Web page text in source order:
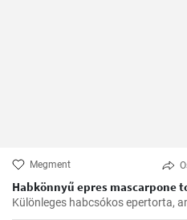
Megment
Habkönnyű epres mascarpone
Különleges habcsókos epertorta,